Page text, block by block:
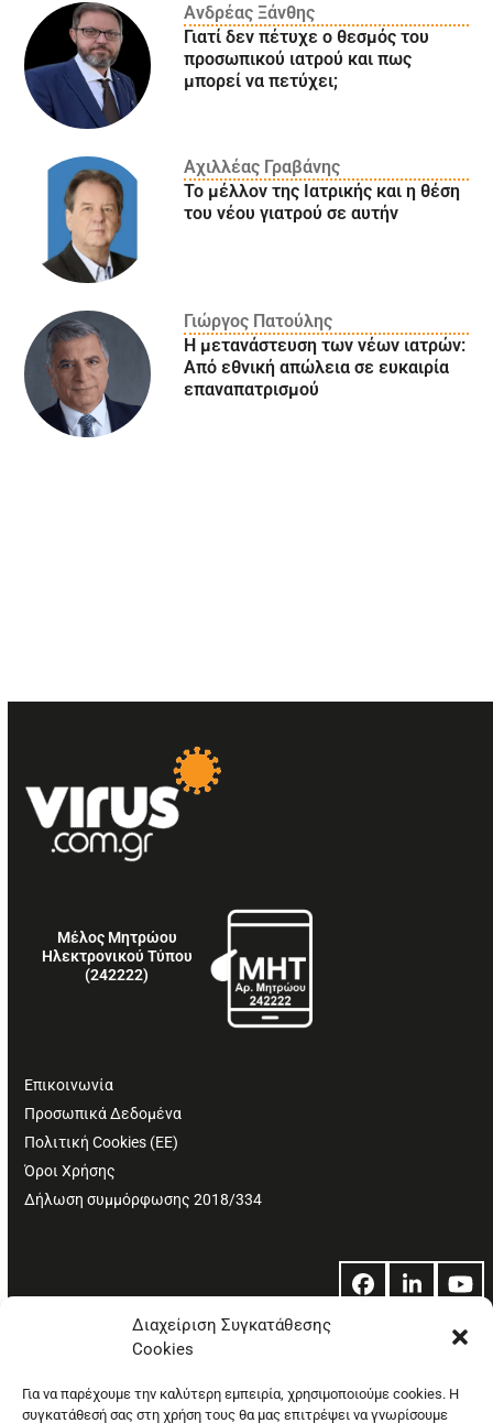
Διαχείριση Συγκατάθεσης
Cookies
Για να παρέχουμε την καλύτερη εμπειρία, χρησιμοποιούμε cookies. Η
συγκατάθεσή σας στη χρήση τους θα μας επιτρέψει να γνωρίσουμε
Ανδρέας Ξάνθης
Γιατί δεν πέτυχε ο θεσμός του
προσωπικού ιατρού και πως
μπορεί να πετύχει;
Αχιλλέας Γραβάνης
Το μέλλον της Ιατρικής και η θέση
του νέου γιατρού σε αυτήν
Γιώργος Πατούλης
Η μετανάστευση των νέων ιατρών:
Aπό εθνική απώλεια σε ευκαιρία
επαναπατρισμού
Μέλος Μητρώου
Ηλεκτρονικού Τύπου
(242222)
Επικοινωνία
Προσωπικά Δεδομένα
Πολιτική Cookies (ΕΕ)
Όροι Χρήσης
Δήλωση συμμόρφωσης 2018/334
Facebook
LinkedIn
© Copyright: Ethos Media S.A.